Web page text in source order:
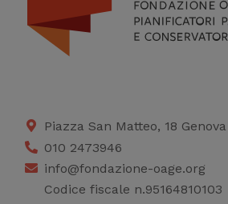
Piazza San Matteo, 18 Genova
010 2473946
info@fondazione-oage.org
Codice fiscale n.95164810103